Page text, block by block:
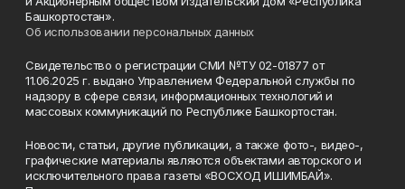
Башкортостан».
Об использовании персональных данных
Свидетельство о регистрации СМИ №ТУ 02-01877 от
11.06.2025 г. выдано Управлением Федеральной службы по
надзору в сфере связи, информационных технологий и
массовых коммуникаций по Республике Башкортостан.
Новости, статьи, другие публикации, а также фото-, видео-,
графические материалы являются объектами авторского и
исключительного права газеты «ВОСХОД ИШИМБАЙ».